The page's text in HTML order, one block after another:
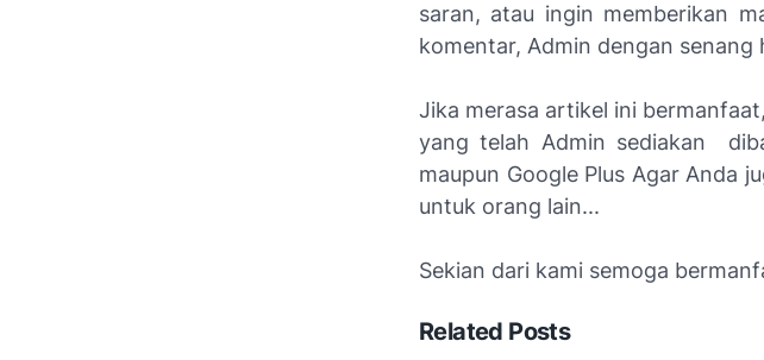
saran, atau ingin memberikan
komentar, Admin dengan
Jika merasa artikel ini
yang telah Admin sediakan
maupun Google Plus Agar Anda
untuk orang lain...
Sekian dari kami semoga
Related Posts